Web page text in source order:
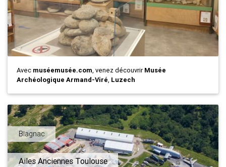
Avec muséemusée.com, venez découvrirMusée
Archéologique Armand-Viré, Luzech
Blagnac
Ailes Anciennes Toulouse